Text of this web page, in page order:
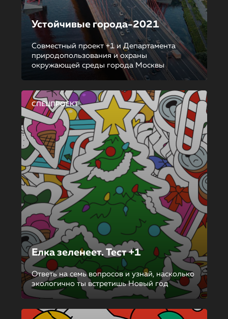
Устойчивые города-2021
Совместный проект +1 и Департамента
природопользования и охраны
окружающей среды города Москвы
СПЕЦПРОЕКТ
Елка зеленеет. Тест +1
Ответь на семь вопросов и узнай, насколько
экологично ты встретишь Новый год